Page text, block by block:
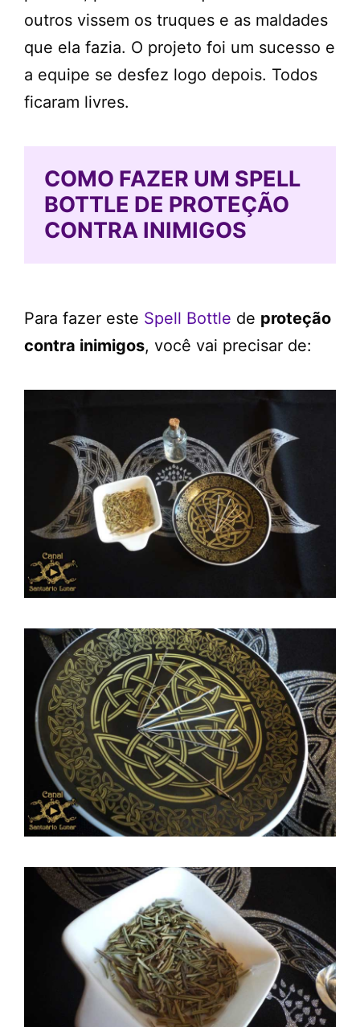
outros vissem os truques e as maldades
que ela fazia. O projeto foi um sucesso e
a equipe se desfez logo depois. Todos
ficaram livres.
COMO FAZER UM SPELL
BOTTLE DE PROTEÇÃO
CONTRA INIMIGOS
Para fazer este Spell Bottle de proteção
contra inimigos, você vai precisar de: